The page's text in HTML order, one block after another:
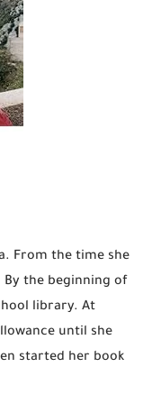
From the time she
By the beginning of
library. At
until she
started her book